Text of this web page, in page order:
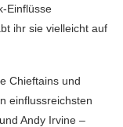
Einflüsse
ihr sie vielleicht auf
Chieftains und
einflussreichsten
Andy Irvine –